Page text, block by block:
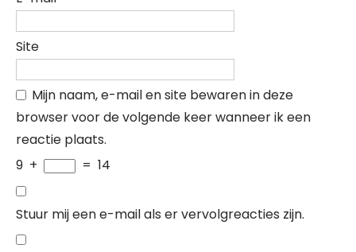
Site
Mijn naam, e-mail en site bewaren in deze
browser voor de volgende keer wanneer ik een
reactie plaats.
9 + = 14
Stuur mij een e-mail als er vervolgreacties zijn.